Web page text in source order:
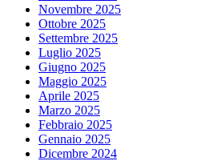
Novembre 2025
Ottobre 2025
Settembre 2025
Luglio 2025
Giugno 2025
Maggio 2025
Aprile 2025
Marzo 2025
Febbraio 2025
Gennaio 2025
Dicembre 2024